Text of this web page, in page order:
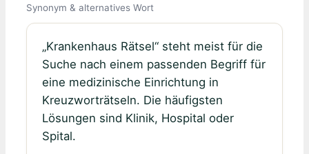
Synonym & alternatives Wort
„Krankenhaus Rätsel“ steht meist für die
Suche nach einem passenden Begriff für
eine medizinische Einrichtung in
Kreuzworträtseln. Die häufigsten
Lösungen sind Klinik, Hospital oder
Spital.